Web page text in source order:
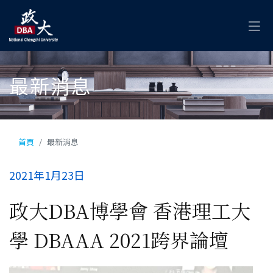
最新消息
首頁 最新消息
2021年1月23日
政大DBA博學會 香港理工大
學 DBAAA 2021跨界論壇